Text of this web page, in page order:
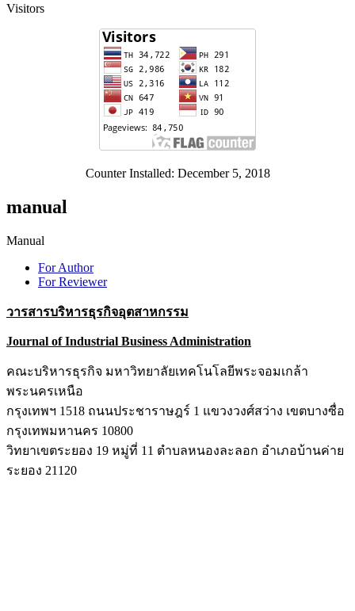
Visitors
Counter Installed: December 5, 2018
manual
Manual
For Author
For Reviewer
วารสารบริหารธุรกิจอุตสาหกรรม
Journal of Industrial Business Administration
คณะบริหารธุรกิจ มหาวิทยาลัยเทคโนโลยีพระจอมเกล้า
พระนครเหนือ
กรุงเทพฯ 1518 ถนนประชาราษฎร์ 1 แขวงวงศ์สว่าง เขตบางซื่อ
กรุงเทพมหานคร 10800
วิทยาเขตระยอง 19 หมู่ที่ 11 ตำบลหนองละลอก อำเภอบ้านค่าย
ระยอง 21120